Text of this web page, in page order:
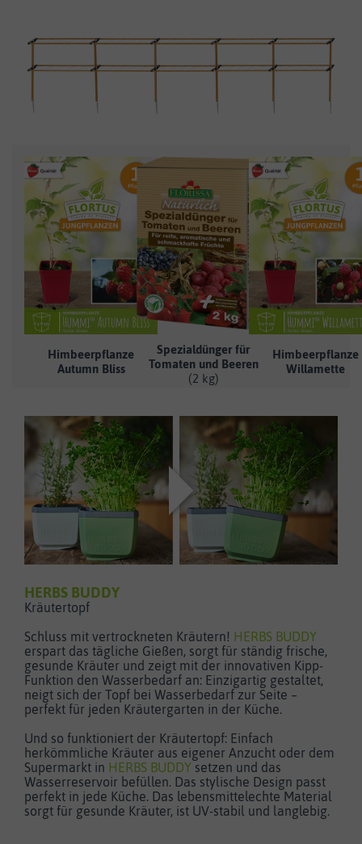
Himbeerpflanze
Autumn Bliss
Spezialdünger für
Tomaten und Beeren
(2 kg)
Himbeerpflanze
Willamette
HERBS BUDDY
Kräutertopf
Schluss mit vertrockneten Kräutern! HERBS BUDDY
erspart das tägliche Gießen, sorgt für ständig frische,
gesunde Kräuter und zeigt mit der innovativen Kipp-
Funktion den Wasserbedarf an: Einzigartig gestaltet,
neigt sich der Topf bei Wasserbedarf zur Seite –
perfekt für jeden Kräutergarten in der Küche.
Und so funktioniert der Kräutertopf: Einfach
herkömmliche Kräuter aus eigener Anzucht oder dem
Supermarkt in HERBS BUDDY setzen und das
Wasserreservoir befüllen. Das stylische Design passt
perfekt in jede Küche. Das lebensmittelechte Material
sorgt für gesunde Kräuter, ist UV-stabil und langlebig.